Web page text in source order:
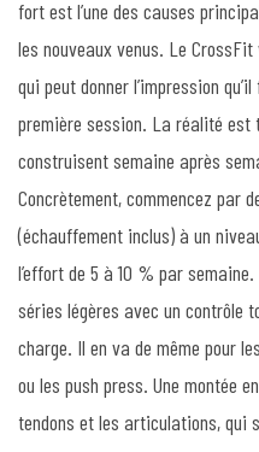
fort est l’une des causes
les nouveaux venus. Le
qui peut donner l’impression
première session. La réalité est
construisent semaine après
Concrètement, commencez par
(échauffement inclus) à un
l’effort de 5 à 10 % par
séries légères avec un contrôle
charge. Il en va de même pour
ou les push press. Une montée
tendons et les articulations, qui